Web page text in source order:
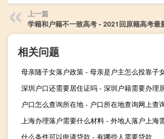
上一篇
学籍和户籍不一致高考 - 2021回原籍高考最
相关问题
母亲随子女落户政策 - 母亲是户主怎么投靠子
深圳户口还需要居住证吗 - 深圳户籍需要办理
户口怎么查询所在地 - 户口所在地查询网上查
上海办理落户需要什么材料 - 外地人落户上海
什么条件可以申请贷款 - 有哪些人需要贷款